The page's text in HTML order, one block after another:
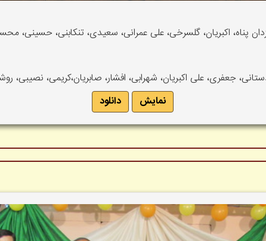
پناه، اکبریان، گلسرخی، علی عمرانی، سعیدی، تنکابنی، حسینی،
جعفری، علی اکبریان، شهرابی، افشار، صابریان،کریمی، نصیبی،
نمایش
دانلود